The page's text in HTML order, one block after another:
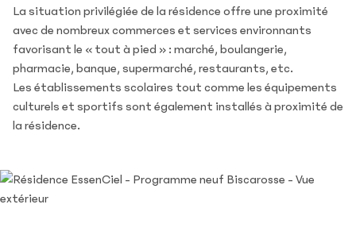
La situation privilégiée de la résidence offre une proximité
avec de nombreux commerces et services environnants
favorisant le « tout à pied » : marché, boulangerie,
pharmacie, banque, supermarché, restaurants, etc.
Les établissements scolaires tout comme les équipements
culturels et sportifs sont également installés à proximité de
la résidence.